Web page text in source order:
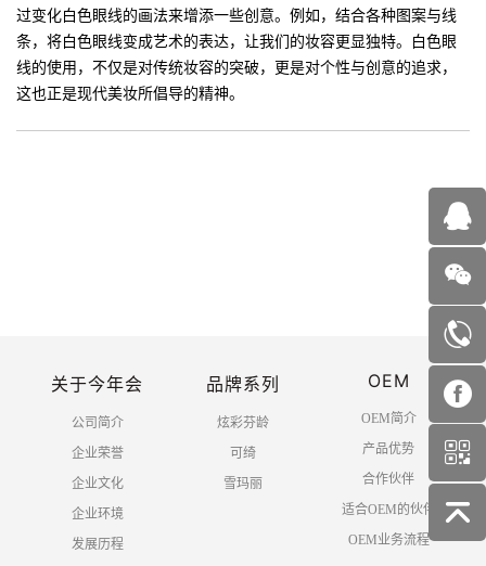
过变化白色眼线的画法来增添一些创意。例如，结合各种图案与线
条，将白色眼线变成艺术的表达，让我们的妆容更显独特。白色眼
线的使用，不仅是对传统妆容的突破，更是对个性与创意的追求，
这也正是现代美妆所倡导的精神。
关于今年会
公司简介
企业荣誉
企业文化
企业环境
发展历程
品牌系列
炫彩芬龄
可绮
雪玛丽
OEM
OEM简介
产品优势
合作伙伴
适合OEM的伙伴
OEM业务流程